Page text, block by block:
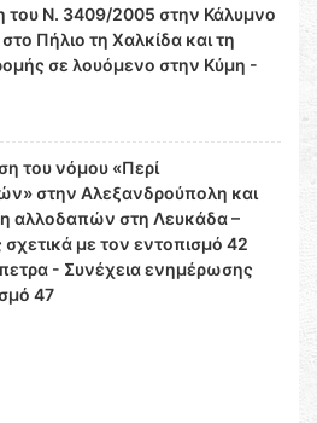
του Ν. 3409/2005 στην Κάλυμνο
Πήλιο τη Χαλκίδα και τη
σε λουόμενο στην Κύμη -
του νόμου «Περί
στην Αλεξανδρούπολη και
αλλοδαπών στη Λευκάδα –
με τον εντοπισμό 42
- Συνέχεια ενημέρωσης
47